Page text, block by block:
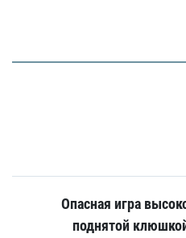
Опасная игра
поднятой